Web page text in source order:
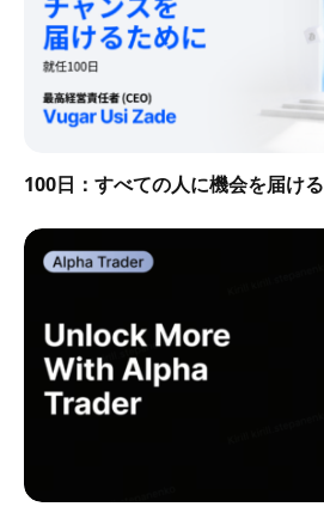
100日：すべての人に機会を届ける